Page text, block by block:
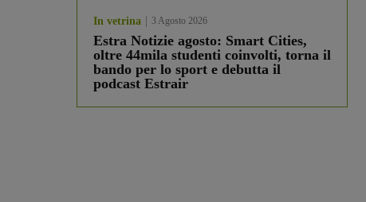
In vetrina 3 Agosto 2026
Estra Notizie agosto: Smart Cities,
oltre 44mila studenti coinvolti, torna il
bando per lo sport e debutta il
podcast Estrair